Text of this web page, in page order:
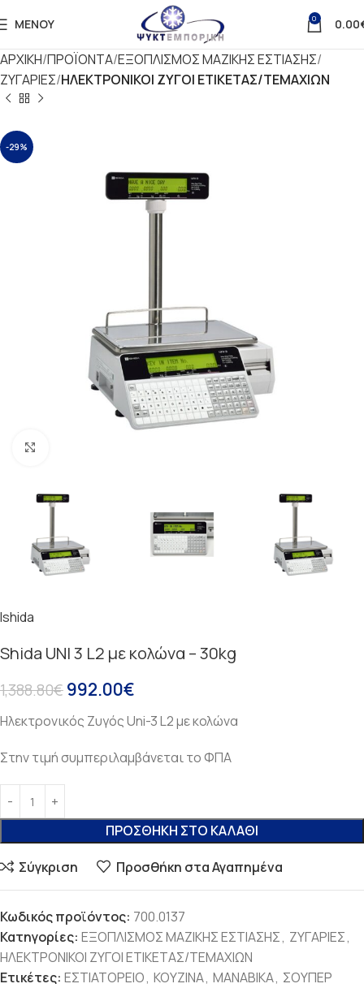
ΜΕΝΟΎ 0 0.00
ΑΡΧΙΚΗ ΠΡΟΪΟΝΤΑ ΕΞΟΠΛΙΣΜΟΣ ΜΑΖΙΚΗΣ ΕΣΤΙΑΣΗΣ
ΖΥΓΑΡΙΕΣ ΗΛΕΚΤΡΟΝΙΚΟΙ ΖΥΓΟΙ ΕΤΙΚΕΤΑΣ/ΤΕΜΑΧΙΩΝ
-29%
Ishida
Shida UNI 3 L2 με κολώνα – 30kg
1,388.80€992.00€
Ηλεκτρονικός Ζυγός Uni-3 L2 με κολώνα
Στην τιμή συμπεριλαμβάνεται το ΦΠΑ
ΠΡΟΣΘΉΚΗ ΣΤΟ ΚΑΛΆΘΙ
Σύγκριση Προσθήκη στα Αγαπημένα
Κωδικός προϊόντος: 700.0137
Κατηγορίες: ΕΞΟΠΛΙΣΜΟΣ ΜΑΖΙΚΗΣ ΕΣΤΙΑΣΗΣ, ΖΥΓΑΡΙΕΣ,
ΗΛΕΚΤΡΟΝΙΚΟΙ ΖΥΓΟΙ ΕΤΙΚΕΤΑΣ/ΤΕΜΑΧΙΩΝ
Ετικέτες: ΕΣΤΙΑΤΟΡΕΙΟ, ΚΟΥΖΙΝΑ, ΜΑΝΑΒΙΚΑ, ΣΟΥΠΕΡ